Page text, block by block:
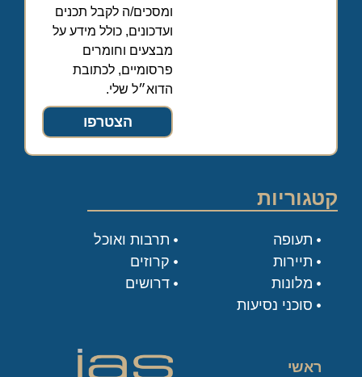
ומסכים/ה לקבל תכנים
ועדכונים, כולל מידע על
מבצעים וחומרים
פרסומיים, לכתובת
הדוא״ל שלי.
הצטרפו
קטגוריות
תעופה
תיירות
מלונות
סוכני נסיעות
תרבות ואוכל
קרוזים
דרושים
ראשי